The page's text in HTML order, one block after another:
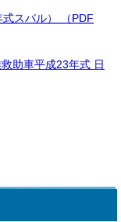
スバル） （PDF
助車平成23年式 日